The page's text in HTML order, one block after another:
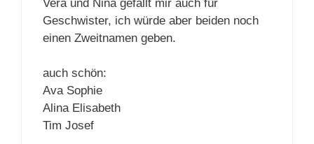
Vera und Nina gefällt mir auch für
Geschwister, ich würde aber beiden noch
einen Zweitnamen geben.
auch schön:
Ava Sophie
Alina Elisabeth
Tim Josef